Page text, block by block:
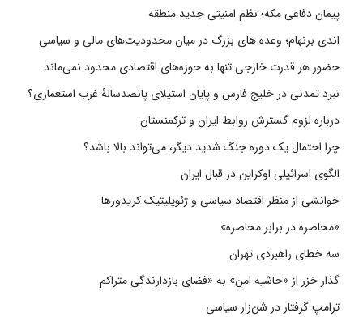
پیمان دفاعی مکه؛ نظم امنیتی جدید منطقه
اندی برنهام؛ وعده های بزرگ در میان محدودیت‌های مالی و سیاسی
حضور هر قدرت خارجی تنها به حوزه‌های اقتصادی محدود نمی‌ماند
نبرد تمدنی در خلیج فارس و پایان استیلای پانصدسالۀ غرب استعماری؟
درباره لزوم گسترش روابط ایران و ترکمنستان
چرا احتمال یک دوره جنگ شدید دیگر، می‌تواند بالا باشد؟
الگوی اسرائیلی اوکراین در قبال ایران
خوانشی از منظر اقتصاد سیاسی و ژئوپلیتیک کریدورها
«محاصره در برابر محاصره»
سه خطای راهبردی تهران
گذار خزر از «حاشیه امن» به «فضای بازدارندگی متراکم
ترامپ گرفتار در شن‌زار سیاسی